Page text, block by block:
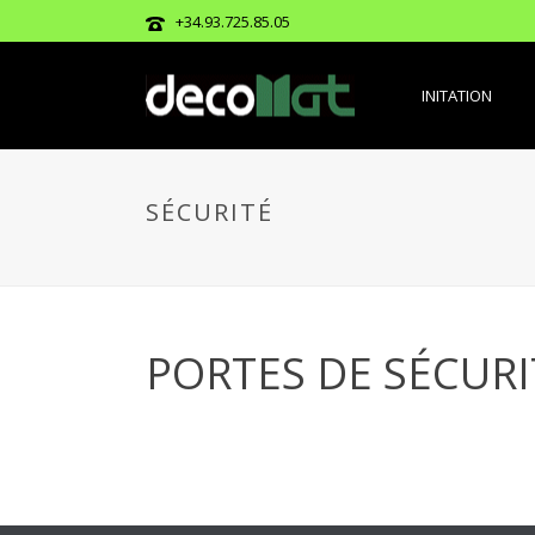
+34.93.725.85.05
INITATION
SÉCURITÉ
PORTES DE